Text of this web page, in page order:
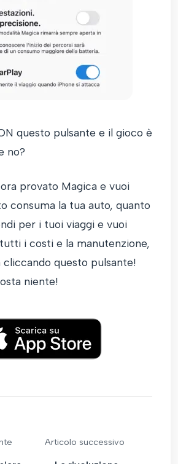
questo pulsante e il gioco è
no?
provato Magica e vuoi
consuma la tua auto, quanto
per i tuoi viaggi e vuoi
i costi e la manutenzione,
cliccando questo pulsante!
niente!
Articolo successivo